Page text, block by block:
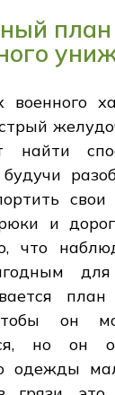
военного
найти
и
что
для
план
он
но он
одежды